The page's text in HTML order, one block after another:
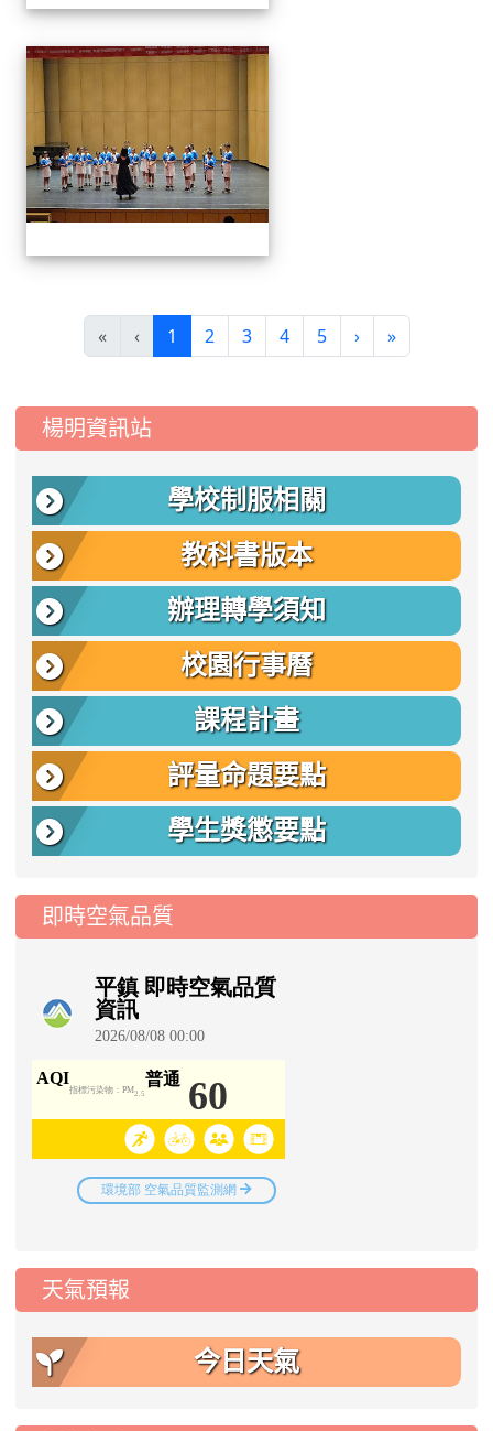
113學生音樂比賽
« ‹ 1 (current)
2 3 4 5 › »
::: 楊明資訊站
學校制服相關
教科書版本
辦理轉學須知
校園行事曆
課程計畫
評量命題要點
學生獎懲要點
即時空氣品質
天氣預報
今日天氣